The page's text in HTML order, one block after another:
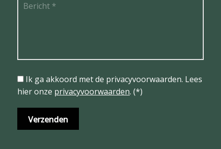
Ik ga akkoord met de privacyvoorwaarden. Lees
hier onze privacyvoorwaarden. (*)